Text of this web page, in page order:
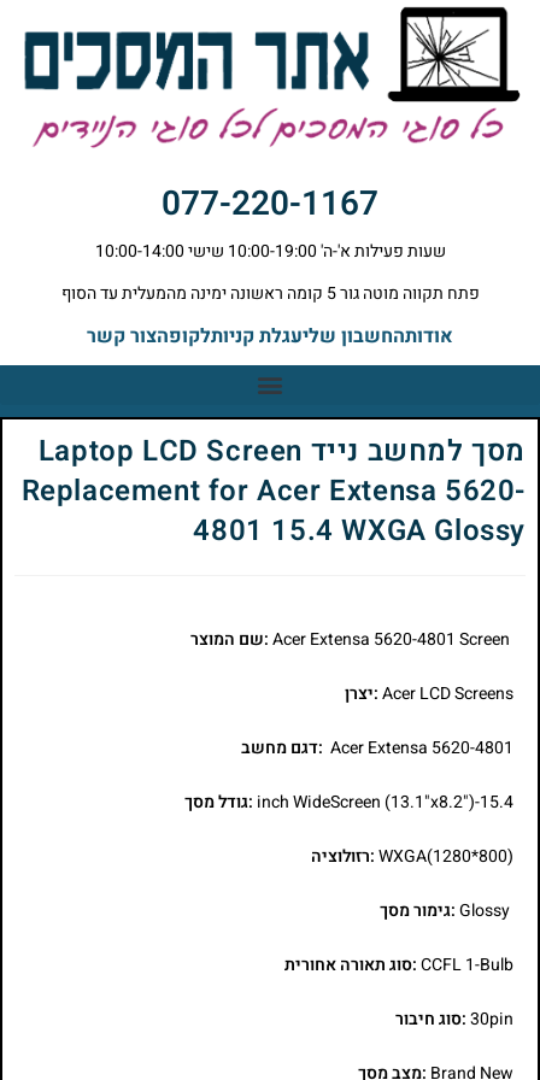
077-220-1167
שעות פעילות א'-ה' 10:00-19:00 שישי 10:00-14:00
פתח תקווה מוטה גור 5 קומה ראשונה ימינה מהמעלית עד הסוף
אודותהחשבון שליעגלת קניותלקופהצור קשר
מסך למחשב נייד Laptop LCD Screen
Replacement for Acer Extensa 5620-
4801 15.4 WXGA Glossy
:שם המוצר
Acer LCD Screens:יצרן
Acer Extensa 5620-4801 :דגם מחשב
15.4-inch WideScreen (13.1"x8.2") :גודל מסך
WXGA(1280*800):רזולוציה
Glossy:גימור מסך
CCFL 1-Bulb:סוג תאורה אחורית
30pin:סוג חיבור
Brand New :מצב מסך